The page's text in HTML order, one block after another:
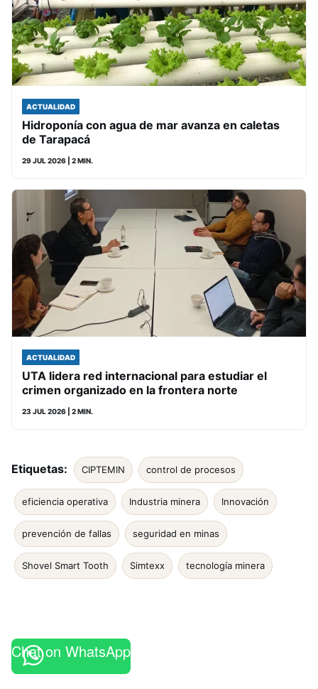
ACTUALIDAD
Hidroponía con agua de mar avanza en caletas
de Tarapacá
29 JUL 2026 | 2 MIN.
ACTUALIDAD
UTA lidera red internacional para estudiar el
crimen organizado en la frontera norte
23 JUL 2026 | 2 MIN.
Etiquetas: CIPTEMIN control de procesos
eficiencia operativa Industria minera Innovación
prevención de fallas seguridad en minas
Shovel Smart Tooth Simtexx tecnología minera
Chat on WhatsApp